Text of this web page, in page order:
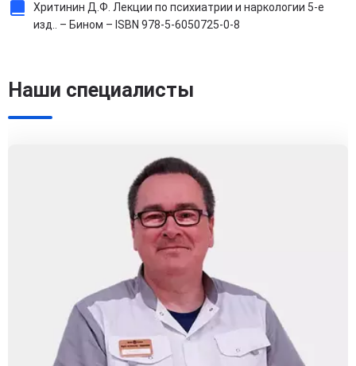
Хритинин Д.Ф. Лекции по психиатрии и наркологии 5-е
изд.. – Бином – ISBN 978-5-6050725-0-8
Наши специалисты